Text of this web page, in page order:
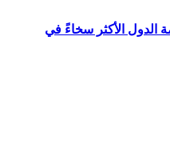
قائمة الدول الأكثر سخاءً في